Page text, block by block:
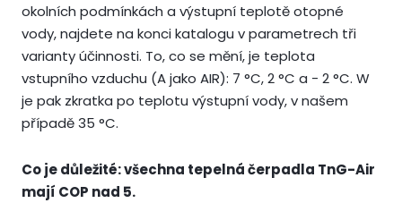
okolních podmínkách a výstupní teplotě otopné
vody, najdete na konci katalogu v parametrech tři
varianty účinnosti. To, co se mění, je teplota
vstupního vzduchu (A jako AIR): 7 °C, 2 °C a - 2 °C. W
je pak zkratka po teplotu výstupní vody, v našem
případě 35 °C.
Co je důležité: všechna tepelná čerpadla TnG-Air
mají COP nad 5.